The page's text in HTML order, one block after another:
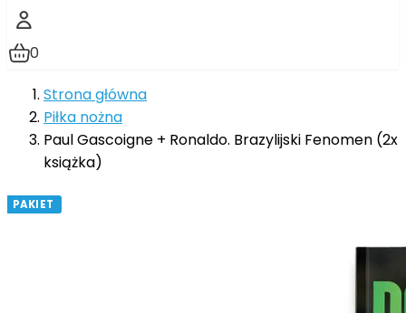
0
Strona główna
Piłka nożna
Paul Gascoigne + Ronaldo. Brazylijski Fenomen (2x
książka)
PAKIET